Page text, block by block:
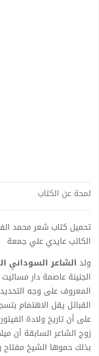
لمحة عن الكتاب
الكاتب عايدي علي جمعة
ولد الشاعر السوداني
الجنينة عاصمة دار
المعروف على وجه
القبائل يقل الاهتمام
بذلك حموها الشيخ مفتاح